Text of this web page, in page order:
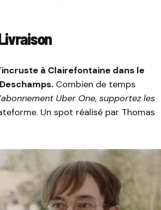
à Clairefontaine dans le
Combien de temps
Uber One, supportez les
Un spot réalisé par Thomas